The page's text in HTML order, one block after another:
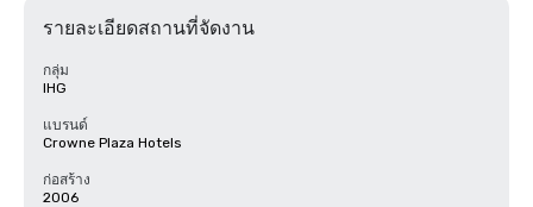
รายละเอียดสถานที่จัดงาน
กลุ่ม
IHG
แบรนด์
Crowne Plaza Hotels
ก่อสร้าง
2006